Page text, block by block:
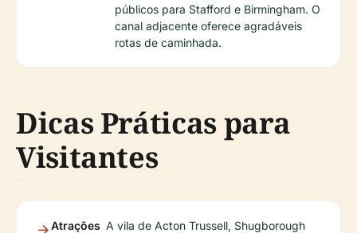
públicos para Stafford e Birmingham. O
canal adjacente oferece agradáveis
rotas de caminhada.
Dicas Práticas para
Visitantes
Atrações A vila de Acton Trussell, Shugborough